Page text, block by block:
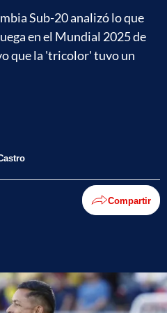
Sub-20 analizó lo que
en el Mundial 2025 de
que la 'tricolor' tuvo un
Compartir